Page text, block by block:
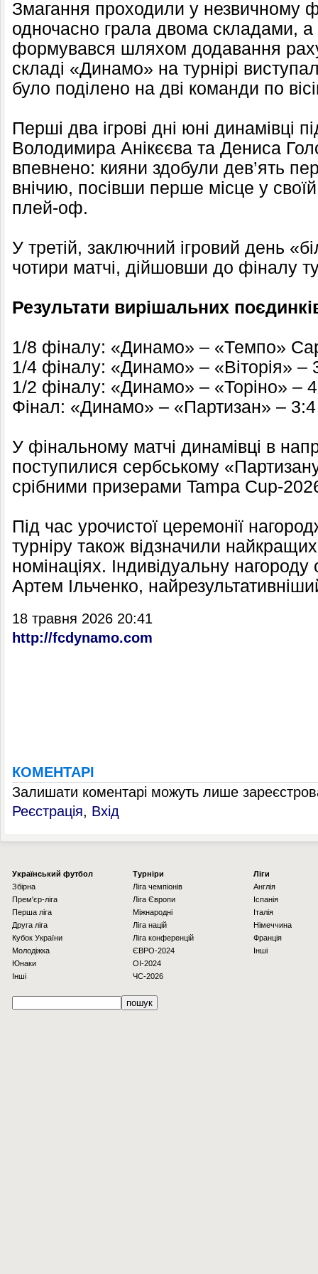
Змагання проходили у незвичному
одночасно грала двома складами, а
формувався шляхом додавання
складі «Динамо» на турнірі
було поділено на дві команди по
Перші два ігрові дні юні динамівці
Володимира Анікєєва та Дениса
впевнено: кияни здобули дев’ять
внічию, посівши перше місце у
плей-оф.
У третій, заключний ігровий день
чотири матчі, дійшовши до фіналу
Результати вирішальних
1/8 фіналу: «Динамо» – «Темпо»
1/4 фіналу: «Динамо» – «Віторія» –
1/2 фіналу: «Динамо» – «Торіно» –
Фінал: «Динамо» – «Партизан» – 3:4
У фінальному матчі динамівці в
поступилися сербському
срібними призерами Tampa Cup-
Під час урочистої церемонії
турніру також відзначили найкращих
номінаціях. Індивідуальну
Артем Ільченко,
18 травня 2026 20:41
http://fcdynamo.com
КОМЕНТАРІ
Залишати коментарі можуть лише
Реєстрація, Вхід
Українcький футбол
Збірна
Прем'єр-ліга
Перша ліга
Друга ліга
Кубок України
Молодіжка
Юнаки
Інші
Турніри
Ліга чемпіонів
Ліга Європи
Міжнародні
Ліга націй
Ліга конференцій
ЄВРО-2024
OI-2024
ЧС-2026
Ліги
Англія
Іспанія
Італія
Німеччина
Франція
Інші